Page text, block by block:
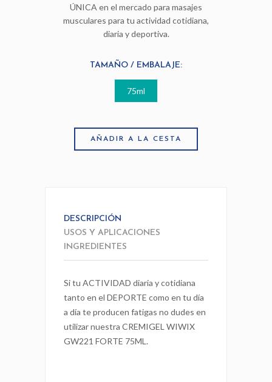
ÚNICA en el mercado para masajes
musculares para tu actividad cotidiana,
diaria y deportiva.
TAMAÑO / EMBALAJE:
75ml
AÑADIR A LA CESTA
DESCRIPCIÓN
USOS Y APLICACIONES
INGREDIENTES
Si tu ACTIVIDAD diaria y cotidiana
tanto en el DEPORTE como en tu día
a día te producen fatigas no dudes en
utilizar nuestra CREMIGEL WIWIX
GW221 FORTE 75ML.